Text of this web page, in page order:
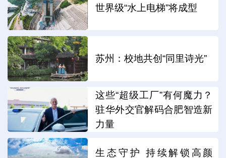
世界级“水上电梯”将成型
苏州：校地共创“同里诗光”
这些“超级工厂”有何魔力？
驻华外交官解码合肥智造新
力量
生态守护 持续解锁高颜